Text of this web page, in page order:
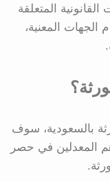
المتعلقة
الجهات المعنية،
بالسعودية، سوف
المعدلين في حصر